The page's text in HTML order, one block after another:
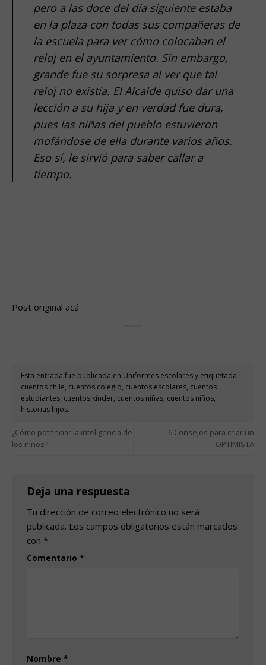
pero a las doce del día siguiente estaba
en la plaza con todas sus compañeras de
la escuela para ver cómo colocaban el
reloj en el ayuntamiento. Sin embargo,
grande fue su sorpresa al ver que tal
reloj no existía. El Alcalde quiso dar una
lección a su hija y en verdad fue dura,
pues las niñas del pueblo estuvieron
mofándose de ella durante varios años.
Eso sí, le sirvió para saber callar a
tiempo.
Post original acá
Esta entrada fue publicada en Uniformes escolaresy etiquetada
cuentos chile, cuentos colegio, cuentos escolares, cuentos
estudiantes, cuentos kinder, cuentos niñas, cuentos niños,
historias hijos.
¿Cómo potenciar la inteligencia de
los niños?
6 Consejos para criar un
OPTIMISTA
Deja una respuesta
Tu dirección de correo electrónico no será
publicada. Los campos obligatorios están marcados
con *
Comentario *
Nombre *